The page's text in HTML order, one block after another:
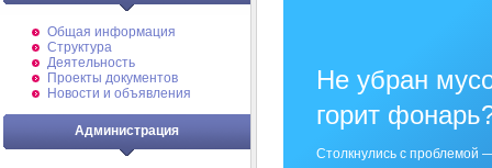
Общая информация
Структура
Деятельность
Проекты документов
Новости и объявления
Администрация
Не убран
горит
Столкнулись с проблемой